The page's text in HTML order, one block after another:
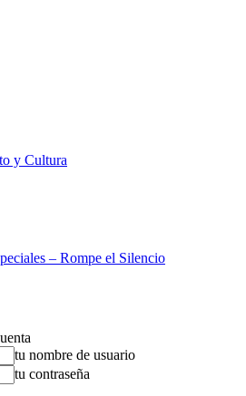
y Cultura
– Rompe el Silencio
tu nombre de usuario
tu contraseña